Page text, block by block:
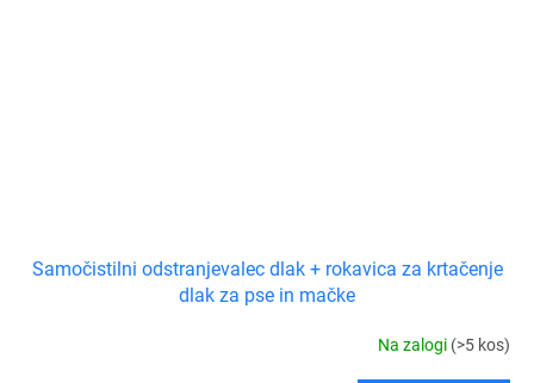
Samočistilni odstranjevalec dlak + rokavica za krtačenje
dlak za pse in mačke
Na zalogi (>5 kos)